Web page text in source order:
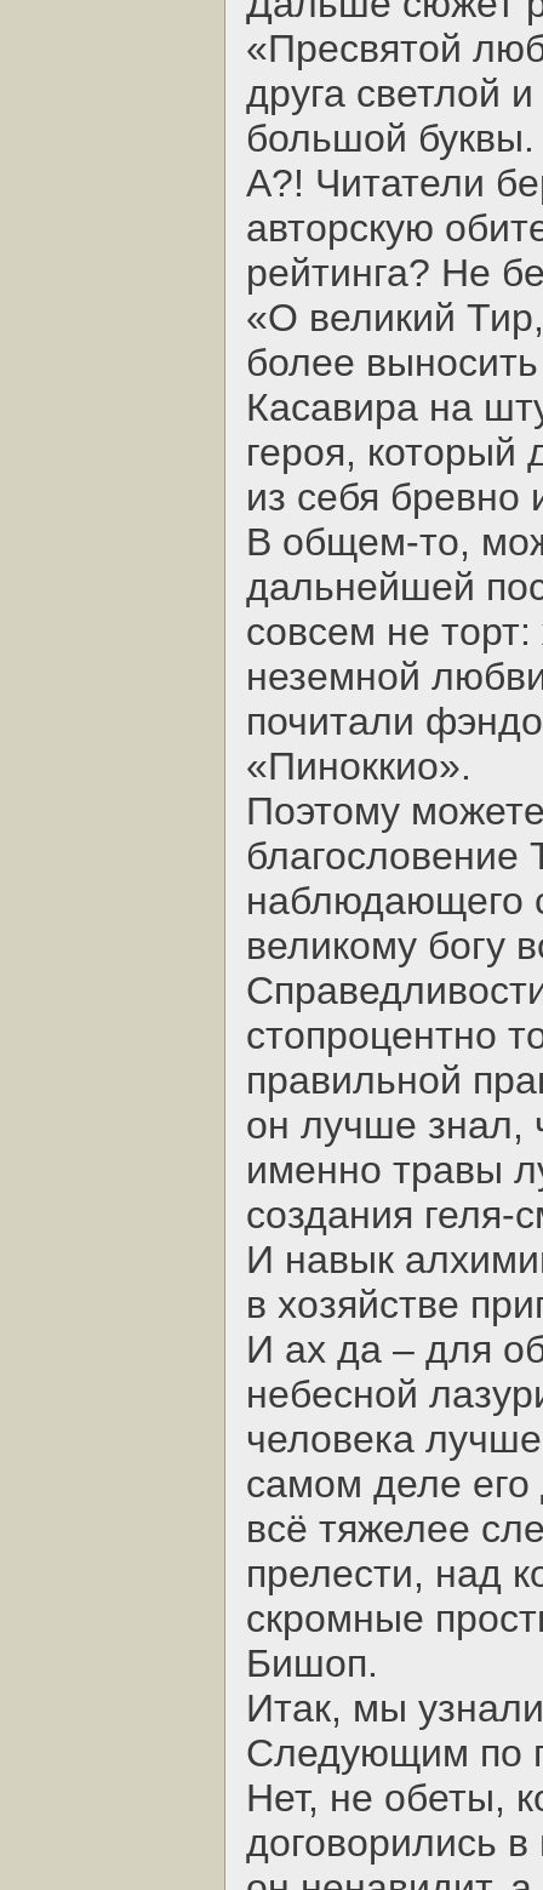
«Пресвятой
друга светлой
большой буквы.
А?! Читатели
авторскую
рейтинга? Не
«О великий
более
Касавира на
героя, который
из себя бревно
В общем-то,
дальнейшей
совсем не
неземной
почитали
«Пиноккио».
Поэтому
благословение
наблюдающего
великому богу
стопроцентно
правильной
он лучше знал,
именно травы
создания геля-
И навык
в хозяйстве
И ах да – для
небесной
человека
самом деле его
всё тяжелее
прелести, над
скромные
Бишоп.
Итак, мы
Следующим по
Нет, не обеты,
договорились